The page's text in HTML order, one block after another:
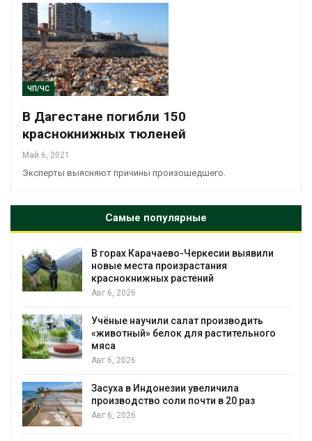
ЧП/ЧС
В Дагестане погибли 150
краснокнижных тюленей
Май 6, 2021
Эксперты выясняют причины произошедшего.
Самые популярные
В горах Карачаево-Черкесии выявили
новые места произрастания
краснокнижных растений
Авг 6, 2026
Учёные научили салат производить
«животный» белок для растительного
мяса
Авг 6, 2026
Засуха в Индонезии увеличила
производство соли почти в 20 раз
Авг 6, 2026